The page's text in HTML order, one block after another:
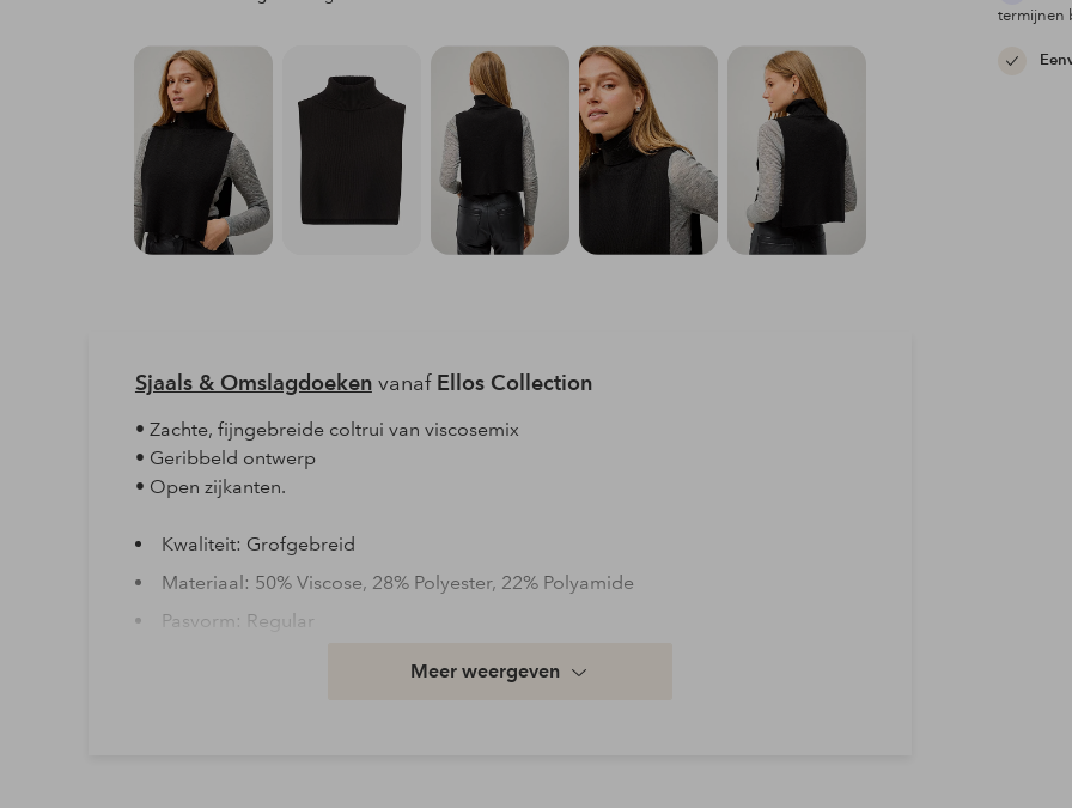
termijnen
Sjaals & Omslagdoekenvanaf Ellos Collection
• Zachte, fijngebreide coltrui van viscosemix
• Geribbeld ontwerp
• Open zijkanten.
Kwaliteit: Grofgebreid
Materiaal: 50% Viscose, 28% Polyester, 22% Polyamide
Pasvorm: Regular
Meer weergeven